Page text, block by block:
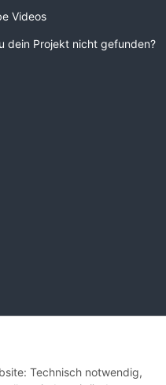
Technisch notwendig,
Videos
dein Projekt nicht gefunden?